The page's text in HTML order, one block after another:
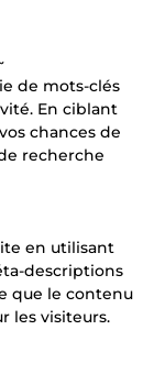
de mots-clés
En ciblant
chances de
recherche
en utilisant
descriptions
que le contenu
les visiteurs.